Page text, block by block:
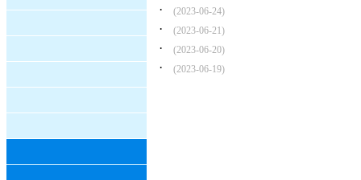
· (2023-06-24)
· (2023-06-21)
· (2023-06-20)
· (2023-06-19)